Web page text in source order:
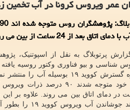
عمر ویروس كرونا در آب تخمین
اتاق بعد از 24 ساعت از بین می رود.
پرتوبلاگ به نقل از اسپوتنیک،
شناسی و بیو فناوری وکتور روسیه یافته
۱۹ بوسیله آب را منتشر نموده اند.آنها در
در دمای اتاق بین می روند. علاوه بر این
کردند جوشاندن